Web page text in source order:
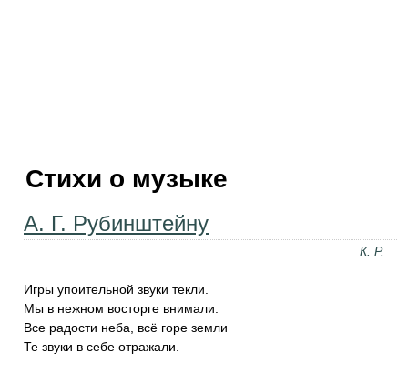
Стихи о музыке
А. Г. Рубинштейну
К. Р.
Игры упоительной звуки текли.
‎Мы в нежном восторге внимали.
Все радости неба, всё горе земли
‎Те звуки в себе отражали.